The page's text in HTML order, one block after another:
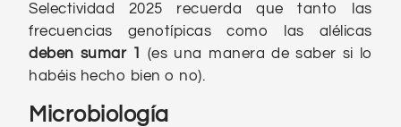
Selectividad 2025 recuerda que tanto las
frecuencias genotípicas como las alélicas
deben sumar 1 (es una manera de saber si lo
habéis hecho bien o no).
Microbiología